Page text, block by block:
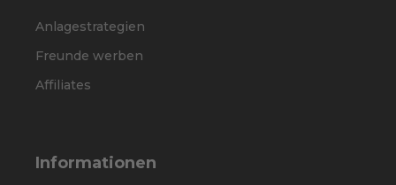
Anlagestrategien
Freunde werben
Affiliates
Informationen